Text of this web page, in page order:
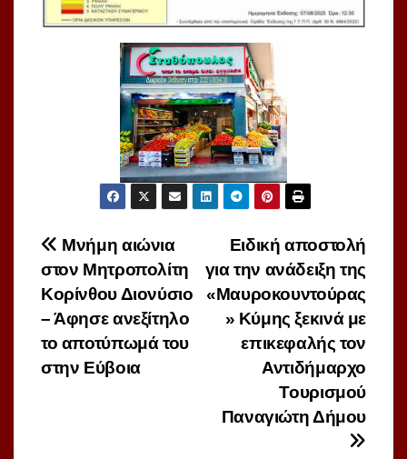
Πλοήγηση
άρθρων
Ειδική αποστολή
για την ανάδειξη της
«Μαυροκουντούρας
» Κύμης ξεκινά με
επικεφαλής τον
Αντιδήμαρχο
Τουρισμού
Παναγιώτη Δήμου
Μνήμη αιώνια
στον Μητροπολίτη
Κορίνθου Διονύσιο
– Άφησε ανεξίτηλο
το αποτύπωμά του
στην Εύβοια